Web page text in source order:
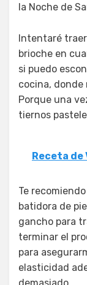
la Noche de
Intentaré
brioche en
si puedo
cocina, donde
Porque una
tiernos
Receta de
Te
batidora de
gancho para
terminar el
para
elasticidad